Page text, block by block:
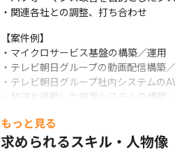
・関連各社との調整、打ち合わせ
【案件例】
・マイクロサービス基盤の構築／運用
・テレビ朝日グループの動画配信構築
・テレビ朝日グループ社内システムの
・放送と連動した投票システムの構築
・Wordpressを活用したWebサイトの
【具体例】
もっと見る
求められるスキル・人物像